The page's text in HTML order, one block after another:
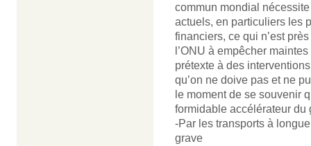
commun mondial
actuels, en particuliers les
financiers, ce qui n’est
l’ONU à empêcher
prétexte à des
qu’on ne doive pas et ne
le moment de se souvenir
formidable accélérateur du
-Par les transports à
grave